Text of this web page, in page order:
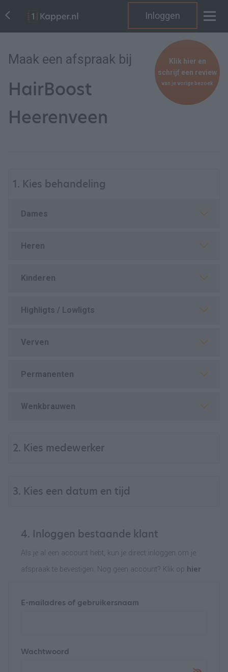
Inloggen
Maak een afspraak bij
HairBoost
Heerenveen
Klik hier en
schrijf een review
van je vorige bezoek
1. Kies behandeling
Dames
Heren
Kinderen
Highligts / Lowligts
Verven
Permanenten
Wenkbrauwen
2. Kies medewerker
3. Kies een datum en tijd
4. Inloggen bestaande klant
Als je al een account hebt, kun je direct inloggen om je
afspraak te bevestigen. Nog geen account? Klik op hier
E-mailadres of gebruikersnaam
Wachtwoord